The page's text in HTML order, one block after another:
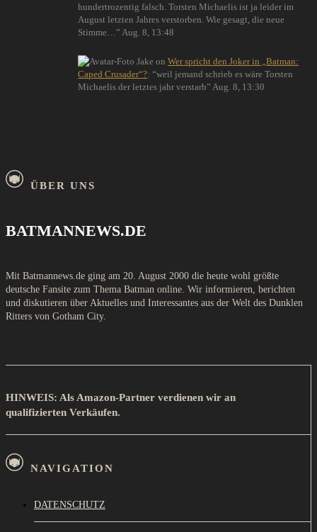
hundertrozentig falsch. Torsten Michaelis ist ja leider im
August letzten Jahres verstorben. Wie gesagt, die neue
Stimme… ” Aug. 8, 13:48
Jake on Wer spricht den Joker in „Batman:
Caped Crusader“?: “weil jemand schrieb es wäre Torsten
Michaelis der letztes jahr verstarb” Aug. 8, 13:30
ÜBER UNS
BATMANNEWS.DE
Mit Batmannews.de ging am 20. August 2000 die heute wohl größte
deutsche Fansite zum Thema Batman online. Wir informieren, berichten
und diskutieren über Aktuelles und Interessantes aus der Welt des Dunklen
Ritters von Gotham City.
HINWEIS: Als Amazon-Partner verdienen wir an
qualifizierten Verkäufen.
NAVIGATION
DATENSCHUTZ